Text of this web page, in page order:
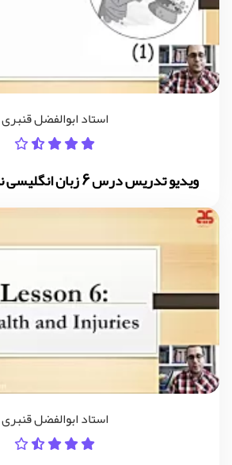
استاد ابوالفضل قنبری
ویدیو تدریس درس 6 زبان انگلیسی نهم (Speaking)
استاد ابوالفضل قنبری